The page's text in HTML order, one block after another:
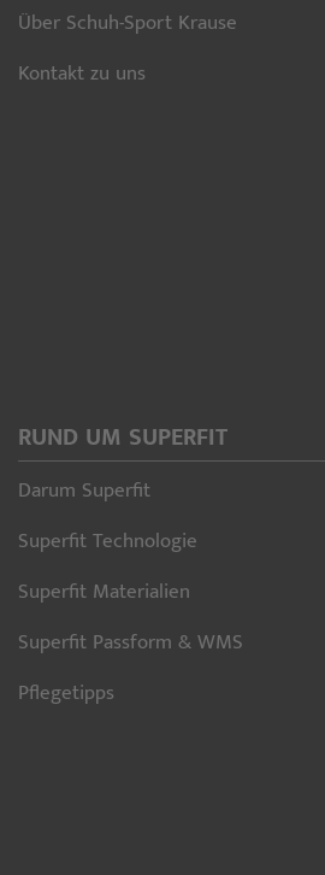
Über Schuh-Sport Krause
Kontakt zu uns
RUND UM SUPERFIT
Darum Superfit
Superfit Technologie
Superfit Materialien
Superfit Passform & WMS
Pflegetipps